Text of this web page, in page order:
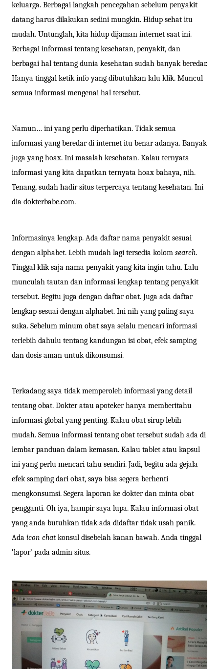
keluarga. Berbagai langkah pencegahan sebelum penyakit
datang harus dilakukan sedini mungkin. Hidup sehat itu
mudah. Untunglah, kita hidup dijaman internet saat ini.
Berbagai informasi tentang kesehatan, penyakit, dan
berbagai hal tentang dunia kesehatan sudah banyak beredar.
Hanya tinggal ketik info yang dibutuhkan lalu klik. Muncul
semua informasi mengenai hal tersebut.
Namun… ini yang perlu diperhatikan. Tidak semua
informasi yang beredar di internet itu benar adanya. Banyak
juga yang hoax. Ini masalah kesehatan. Kalau ternyata
informasi yang kita dapatkan ternyata hoax bahaya, nih.
Tenang, sudah hadir situs terpercaya tentang kesehatan. Ini
dia dokterbabe.com.
Informasinya lengkap. Ada daftar nama penyakit sesuai
dengan alphabet. Lebih mudah lagi tersedia kolom search.
Tinggal klik saja nama penyakit yang kita ingin tahu. Lalu
munculah tautan dan informasi lengkap tentang penyakit
tersebut. Begitu juga dengan daftar obat. Juga ada daftar
lengkap sesuai dengan alphabet. Ini nih yang paling saya
suka. Sebelum minum obat saya selalu mencari informasi
terlebih dahulu tentang kandungan isi obat, efek samping
dan dosis aman untuk dikonsumsi.
Terkadang saya tidak memperoleh informasi yang detail
tentang obat. Dokter atau apoteker hanya memberitahu
informasi global yang penting. Kalau obat sirup lebih
mudah. Semua informasi tentang obat tersebut sudah ada di
lembar panduan dalam kemasan. Kalau tablet atau kapsul
ini yang perlu mencari tahu sendiri. Jadi, begitu ada gejala
efek samping dari obat, saya bisa segera berhenti
mengkonsumsi. Segera laporan ke dokter dan minta obat
pengganti. Oh iya, hampir saya lupa. Kalau informasi obat
yang anda butuhkan tidak ada didaftar tidak usah panik.
Ada icon chatkonsul disebelah kanan bawah. Anda tinggal
‘lapor’ pada admin situs.